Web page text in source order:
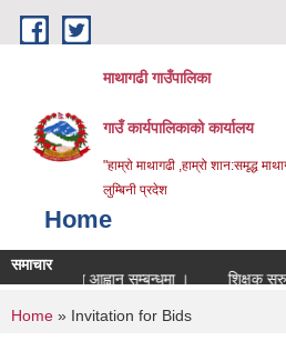
Skip to main content
माथागढी गाउँपालिका
गाउँ कार्यपालिकाको कार्यालय
"हाम्रो माथागढी ,हाम्रो शान:समृद्ध
लुम्बिनी प्रदेश
Home
समाचार
दर्खास्त आह्वान सम्बन्धमा ।
शिक्षक सरुवा
You are here
Home » Invitation for Bids